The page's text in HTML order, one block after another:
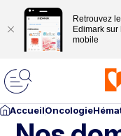
Retrouvez
Edimark
mobile
AccueilOncologie